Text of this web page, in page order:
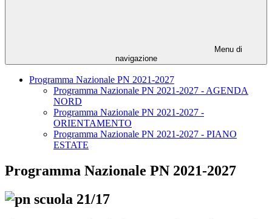
Menu di
navigazione
Programma Nazionale PN 2021-2027
Programma Nazionale PN 2021-2027 - AGENDA
NORD
Programma Nazionale PN 2021-2027 -
ORIENTAMENTO
Programma Nazionale PN 2021-2027 - PIANO
ESTATE
Programma Nazionale PN 2021-2027